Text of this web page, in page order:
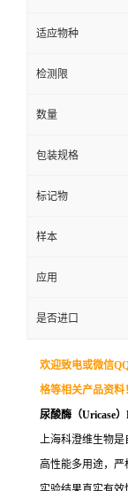
适应物种
检测限
数量
包装规格
标记物
样本
应用
是否进口
欢迎致电或微信
格等相关产品资料！
尿酸酶（Uricase
上海科澄维生物
高性能多用途，